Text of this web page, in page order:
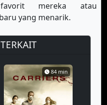
mereka atau
yang menarik.
84 min